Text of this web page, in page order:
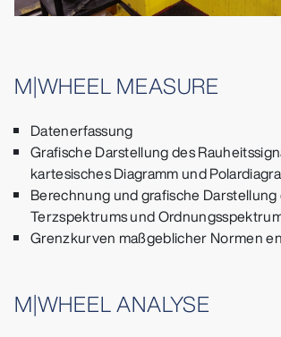
M|WHEEL MEASURE
Datenerfassung
Grafische Darstellung des
kartesisches Diagramm und
Berechnung und grafische
Terzspektrums und
Grenzkurven maßgeblicher Normen
M|WHEEL ANALYSE